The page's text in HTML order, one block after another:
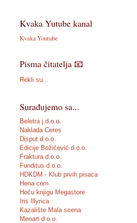
Kvaka Yutube kanal
Kvaka Youtube
Pisma čitatelja 📧
Rekli su...
Surađujemo sa...
Beletra j.d.o.o.
Naklada Ceres
Disput d.o.o.
Edicije Božičević d.o.o.
Fraktura d.o.o.
Funditus d.o.o.
HDKDM - Klub prvih pisaca
Hena com
Hoću knjigu Megastore
Iris Illyrica
Kazalište Mala scena
Menart d.o.o.